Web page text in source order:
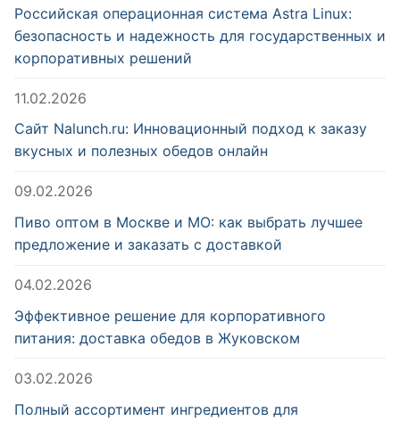
Российская операционная система Astra Linux:
безопасность и надежность для государственных и
корпоративных решений
11.02.2026
Сайт Nalunch.ru: Инновационный подход к заказу
вкусных и полезных обедов онлайн
09.02.2026
Пиво оптом в Москве и МО: как выбрать лучшее
предложение и заказать с доставкой
04.02.2026
Эффективное решение для корпоративного
питания: доставка обедов в Жуковском
03.02.2026
Полный ассортимент ингредиентов для